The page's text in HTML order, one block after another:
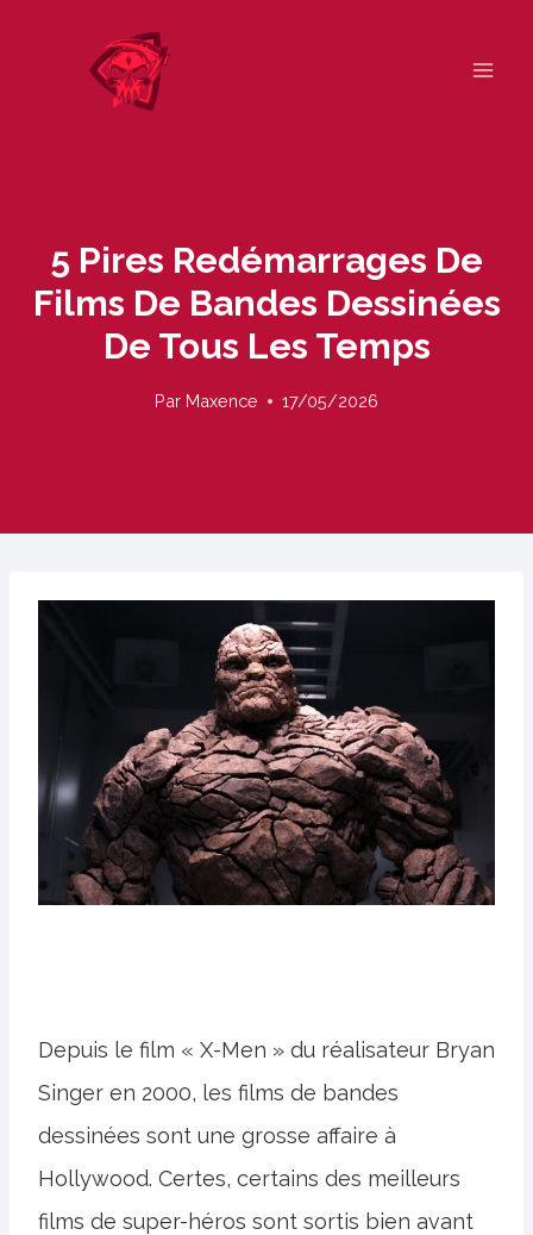
5 Pires Redémarrages De
Films De Bandes Dessinées
De Tous Les Temps
Par Maxence 17/05/2026
Depuis le film « X-Men » du réalisateur Bryan
Singer en 2000, les films de bandes
dessinées sont une grosse affaire à
Hollywood. Certes, certains des meilleurs
films de super-héros sont sortis bien avant